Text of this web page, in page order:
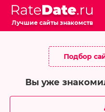
Лучшие сайты знакомств
Подбор
Вы уже